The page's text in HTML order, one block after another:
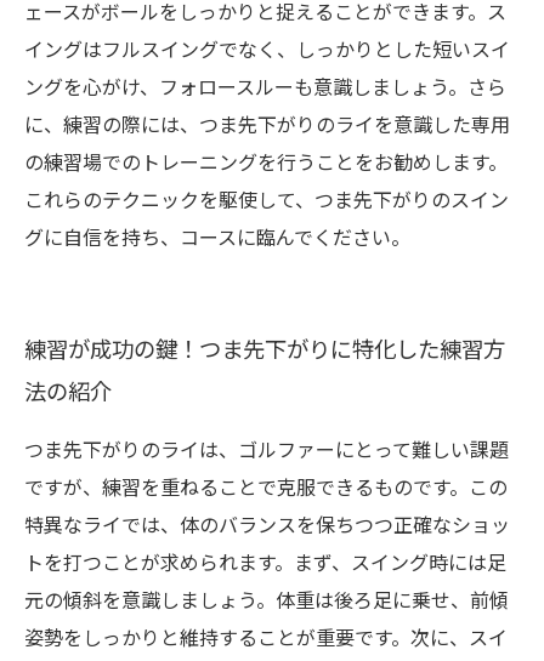
ェースがボールをしっかりと捉えることができます。ス
イングはフルスイングでなく、しっかりとした短いスイ
ングを心がけ、フォロースルーも意識しましょう。さら
に、練習の際には、つま先下がりのライを意識した専用
の練習場でのトレーニングを行うことをお勧めします。
これらのテクニックを駆使して、つま先下がりのスイン
グに自信を持ち、コースに臨んでください。
練習が成功の鍵！つま先下がりに特化した練習方
法の紹介
つま先下がりのライは、ゴルファーにとって難しい課題
ですが、練習を重ねることで克服できるものです。この
特異なライでは、体のバランスを保ちつつ正確なショッ
トを打つことが求められます。まず、スイング時には足
元の傾斜を意識しましょう。体重は後ろ足に乗せ、前傾
姿勢をしっかりと維持することが重要です。次に、スイ